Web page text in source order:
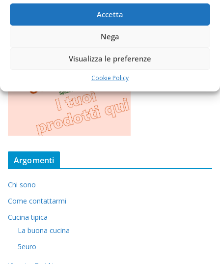
Accetta
Nega
Visualizza le preferenze
Cookie Policy
Argomenti
Chi sono
Come contattarmi
Cucina tipica
La buona cucina
5euro